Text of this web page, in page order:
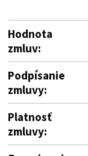
Hodnota
zmluv:
Podpísanie
zmluvy:
Platnosť
zmluvy: